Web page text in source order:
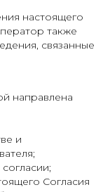
настоящего
также
связанные
направлена
и
Согласия